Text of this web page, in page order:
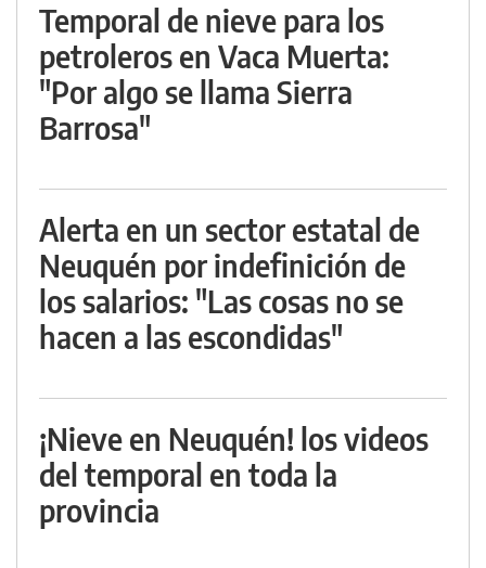
Temporal de nieve para los
petroleros en Vaca Muerta:
"Por algo se llama Sierra
Barrosa"
Alerta en un sector estatal de
Neuquén por indefinición de
los salarios: "Las cosas no se
hacen a las escondidas"
¡Nieve en Neuquén! los videos
del temporal en toda la
provincia